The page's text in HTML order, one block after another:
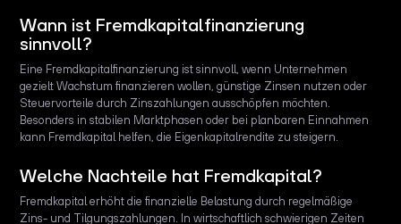
Wann ist Fremdkapitalfinanzierung
sinnvoll?
Eine Fremdkapitalfinanzierung ist sinnvoll, wenn Unternehmen
gezielt Wachstum finanzieren wollen, günstige Zinsen nutzen oder
Steuervorteile durch Zinszahlungen ausschöpfen möchten.
Besonders in stabilen Marktphasen oder bei planbaren Einnahmen
kann Fremdkapital helfen, die Eigenkapitalrendite zu steigern.
Welche Nachteile hat Fremdkapital?
Fremdkapital erhöht die finanzielle Belastung durch regelmäßige
Zins- und Tilgungszahlungen. In wirtschaftlich schwierigen Zeiten